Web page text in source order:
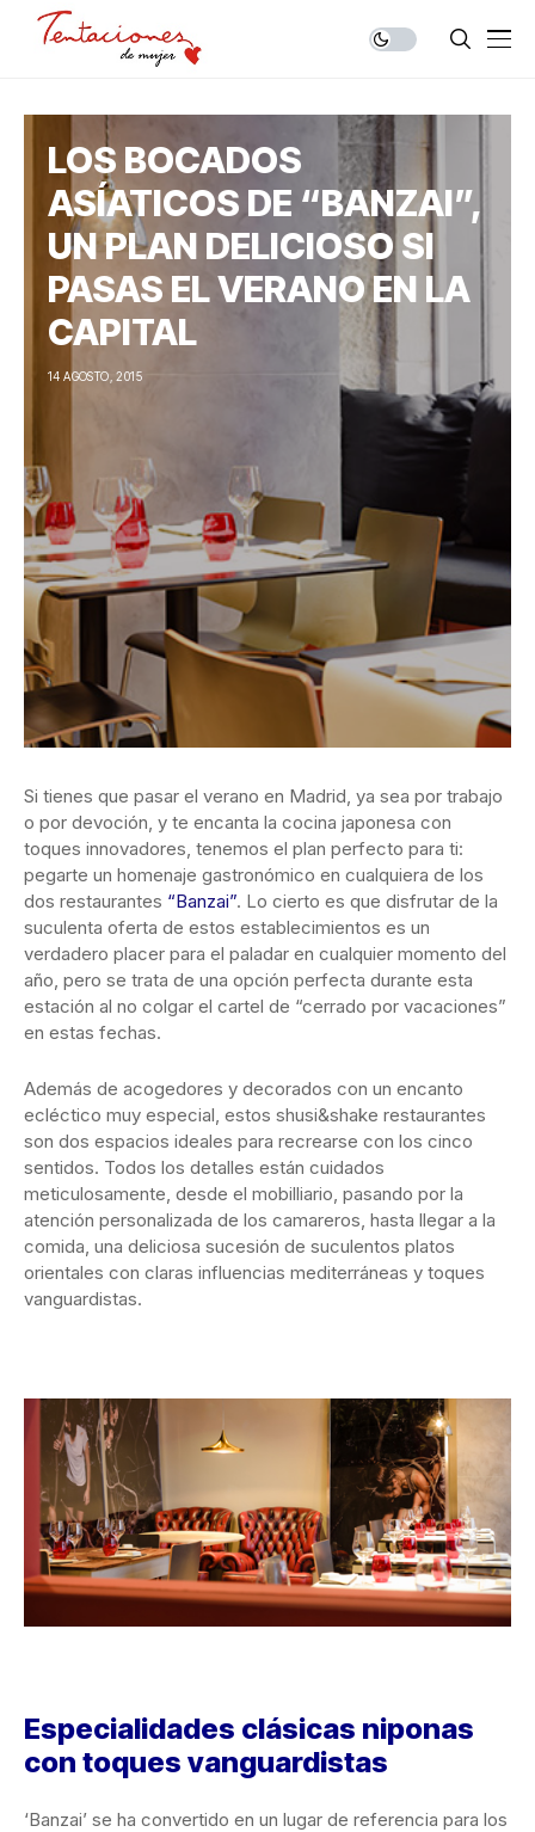
LOS BOCADOS
ASÍATICOS DE “BANZAI”,
UN PLAN DELICIOSO SI
PASAS EL VERANO EN LA
CAPITAL
14 AGOSTO, 2015
Si tienes que pasar el verano en Madrid, ya sea por trabajo
o por devoción, y te encanta la cocina japonesa con
toques innovadores, tenemos el plan perfecto para ti:
pegarte un homenaje gastronómico en cualquiera de los
dos restaurantes “Banzai”. Lo cierto es que disfrutar de la
suculenta oferta de estos establecimientos es un
verdadero placer para el paladar en cualquier momento del
año, pero se trata de una opción perfecta durante esta
estación al no colgar el cartel de “cerrado por vacaciones”
en estas fechas.
Además de acogedores y decorados con un encanto
ecléctico muy especial, estos shusi&shake restaurantes
son dos espacios ideales para recrearse con los cinco
sentidos. Todos los detalles están cuidados
meticulosamente, desde el mobilliario, pasando por la
atención personalizada de los camareros, hasta llegar a la
comida, una deliciosa sucesión de suculentos platos
orientales con claras influencias mediterráneas y toques
vanguardistas.
Especialidades clásicas niponas
con toques vanguardistas
‘Banzai’ se ha convertido en un lugar de referencia para los